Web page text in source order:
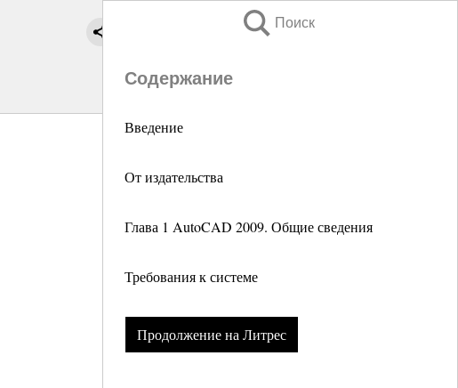
Поиск
Содержание
Введение
От издательства
Глава 1 AutoCAD 2009. Общие сведения
Требования к системе
Продолжение на Литрес